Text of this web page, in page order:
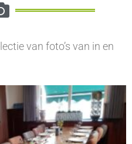
van foto’s van in en